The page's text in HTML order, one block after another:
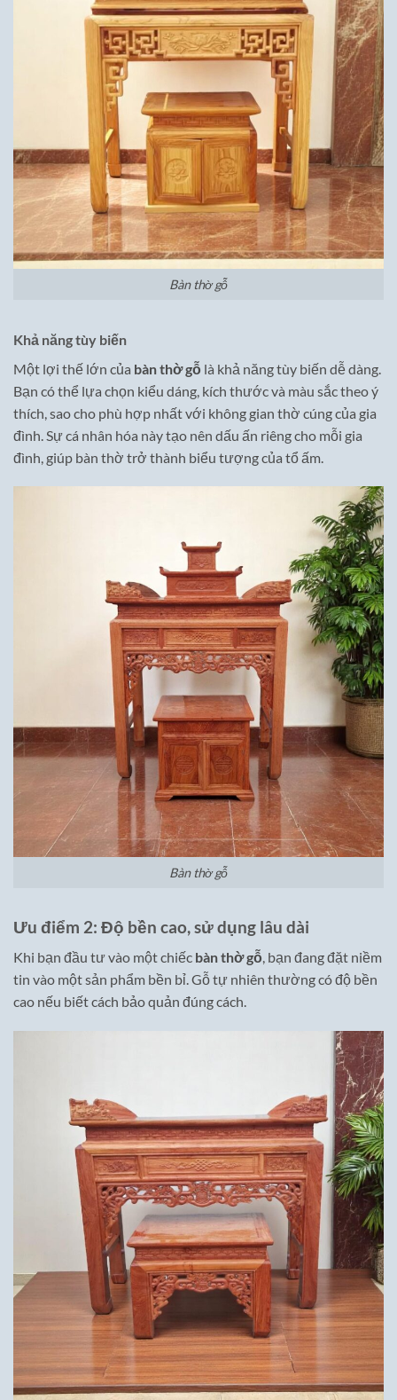
Bàn thờ gỗ
Khả năng tùy biến
Một lợi thế lớn của bàn thờ gỗ là khả năng tùy biến dễ dàng.
Bạn có thể lựa chọn kiểu dáng, kích thước và màu sắc theo ý
thích, sao cho phù hợp nhất với không gian thờ cúng của gia
đình. Sự cá nhân hóa này tạo nên dấu ấn riêng cho mỗi gia
đình, giúp bàn thờ trở thành biểu tượng của tổ ấm.
Bàn thờ gỗ
Ưu điểm 2: Độ bền cao, sử dụng lâu dài
Khi bạn đầu tư vào một chiếc bàn thờ gỗ, bạn đang đặt niềm
tin vào một sản phẩm bền bỉ. Gỗ tự nhiên thường có độ bền
cao nếu biết cách bảo quản đúng cách.